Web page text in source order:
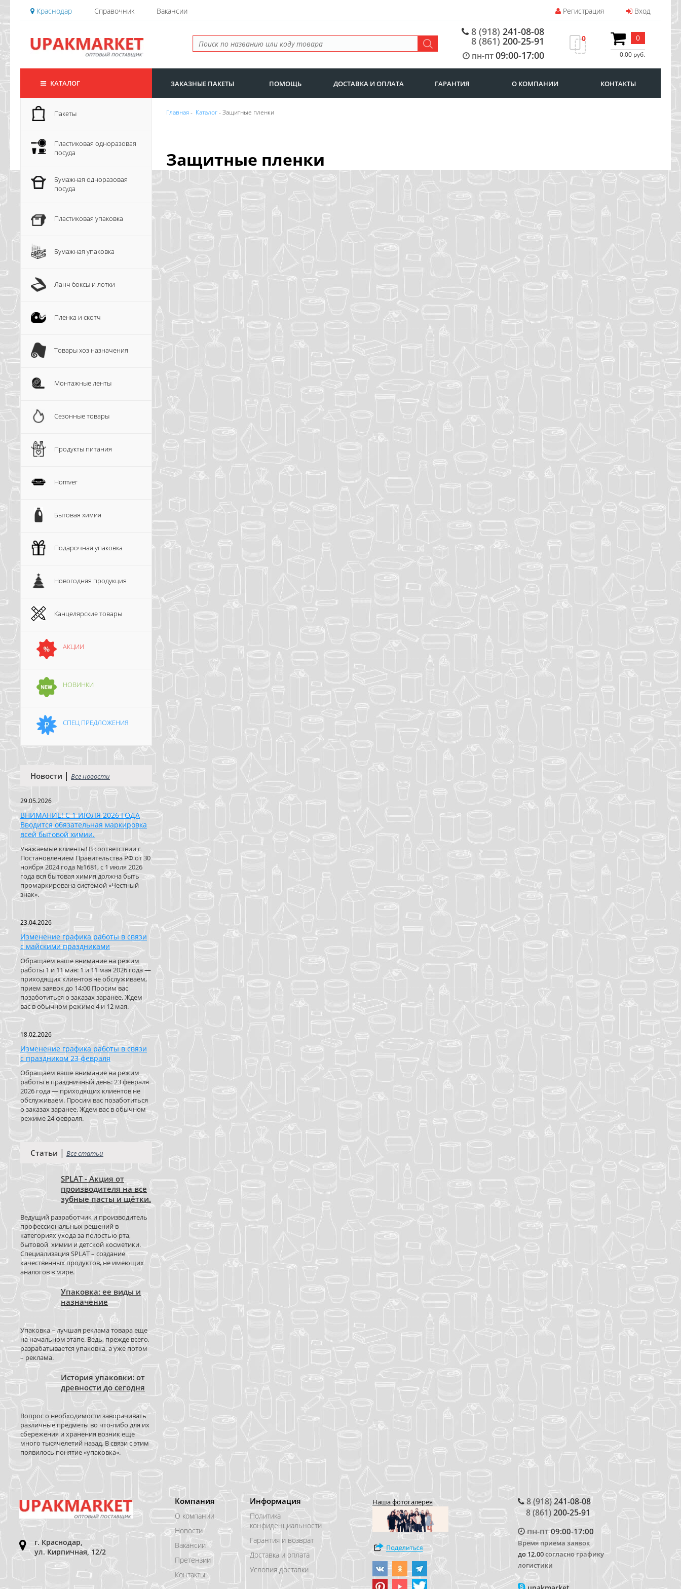
Краснодар Справочник Вакансии Регистрация Вход
8 (918) 241-08-08
8 (861) 200-25-91
пн-пт09:00-17:00
0 0
0.00 руб.
КАТАЛОГ ЗАКАЗНЫЕ ПАКЕТЫ ПОМОЩЬ ДОСТАВКА И ОПЛАТА ГАРАНТИЯ О КОМПАНИИ КОНТАКТЫ
Пакеты
Пластиковая одноразовая
посуда
Бумажная одноразовая
посуда
Пластиковая упаковка
Бумажная упаковка
Ланч боксы и лотки
Пленка и скотч
Товары хоз назначения
Монтажные ленты
Сезонные товары
Продукты питания
Homver
Бытовая химия
Подарочная упаковка
Новогодняя продукция
Канцелярские товары
АКЦИИ
НОВИНКИ
СПЕЦ ПРЕДЛОЖЕНИЯ
Новости | Все новости
29.05.2026
ВНИМАНИЕ! С 1 ИЮЛЯ 2026 ГОДА
Вводится обязательная маркировка
всей бытовой химии.
Уважаемые клиенты! В соответствии с
Постановлением Правительства РФ от 30
ноября 2024 года №1681, с 1 июля 2026
года вся бытовая химия должна быть
промаркирована системой «Честный
знак».
23.04.2026
Изменение графика работы в связи
с майскими праздниками
Обращаем ваше внимание на режим
работы 1 и 11 мая: 1 и 11 мая 2026 года —
приходящих клиентов не обслуживаем,
прием заявок до 14:00 Просим вас
позаботиться о заказах заранее. Ждем
вас в обычном режиме 4 и 12 мая.
18.02.2026
Изменение графика работы в связи
с праздником 23 февраля
Обращаем ваше внимание на режим
работы в праздничный день: 23 февраля
2026 года — приходящих клиентов не
обслуживаем. Просим вас позаботиться
о заказах заранее. Ждем вас в обычном
режиме 24 февраля.
Статьи | Все статьи
SPLAT - Акция от
производителя на все
зубные пасты и щётки.
Ведущий разработчик и производитель
профессиональных решений в
категориях ухода за полостью рта,
бытовой химии и детской косметики.
Специализация SPLAT – создание
качественных продуктов, не имеющих
аналогов в мире.
Упаковка: ее виды и
назначение
Упаковка – лучшая реклама товара еще
на начальном этапе. Ведь, прежде всего,
разрабатывается упаковка, а уже потом
– реклама.
История упаковки: от
древности до сегодня
Вопрос о необходимости заворачивать
различные предметы во что-либо для их
сбережения и хранения возник еще
много тысячелетий назад. В связи с этим
появилось понятие «упаковка».
Главная- Каталог- Защитные пленки
Защитные пленки
г. Краснодар,
ул. Кирпичная, 12/2
Компания
О компании
Новости
Вакансии
Претензии
Контакты
Информация
Политика
конфиденциальности
Гарантия и возврат
Доставка и оплата
Условия доставки
Наша фотогалерея 8 (918)241-08-08
8 (861)200-25-91
пн-пт09:00-17:00
Время приема заявок
до 12.00согласно графику
логистики